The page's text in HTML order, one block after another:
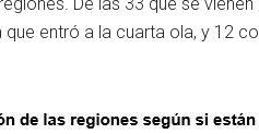
entró a la cuarta ola, y 12